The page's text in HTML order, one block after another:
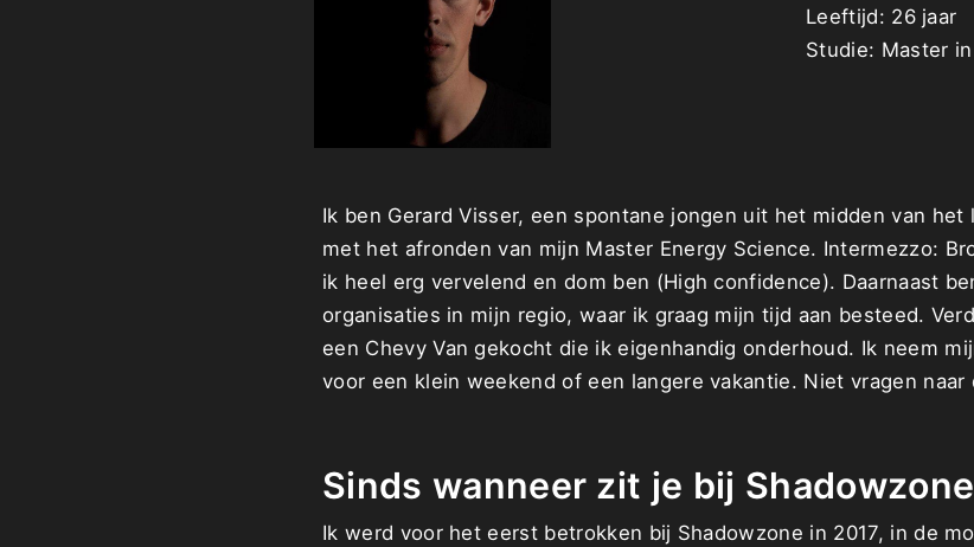
Leeftijd: 26 jaar
Studie: Master
Ik ben Gerard Visser, een spontane jongen uit het midden van
met het afronden van mijn Master Energy Science. Intermezzo:
ik heel erg vervelend en dom ben (High confidence). Daarnaast
organisaties in mijn regio, waar ik graag mijn tijd aan besteed.
een Chevy Van gekocht die ik eigenhandig onderhoud. Ik neem
voor een klein weekend of een langere vakantie. Niet vragen naar
Sinds wanneer zit je bij
Ik werd voor het eerst betrokken bij Shadowzone in 2017, in de